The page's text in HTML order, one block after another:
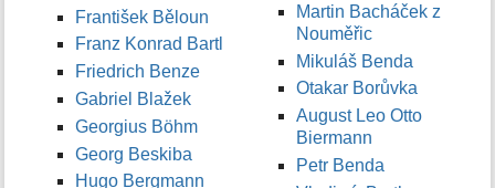
František Běloun
Franz Konrad Bartl
Friedrich Benze
Gabriel Blažek
Georgius Böhm
Georg Beskiba
Hugo Bergmann
Martin Bacháček z
Nouměřic
Mikuláš Benda
Otakar Borůvka
August Leo Otto
Biermann
Petr Benda